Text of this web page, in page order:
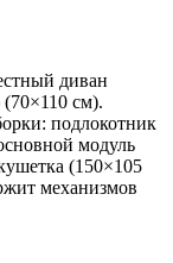
диван
см).
подлокотник
модуль
(150×105
механизмов